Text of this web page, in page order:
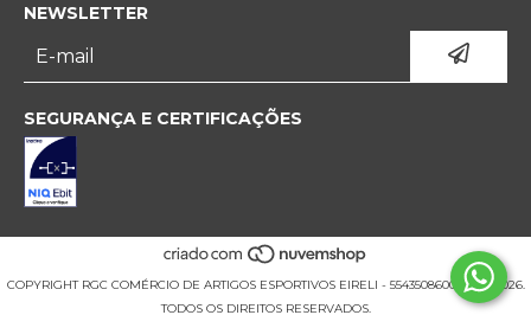
NEWSLETTER
SEGURANÇA E CERTIFICAÇÕES
COPYRIGHT RGC COMÉRCIO DE ARTIGOS ESPORTIVOS EIRELI - 55435086000177 - 2026.
TODOS OS DIREITOS RESERVADOS.